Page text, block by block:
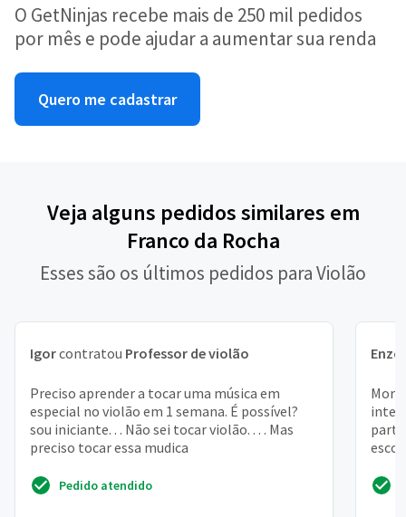
O GetNinjas recebe mais de 250 mil pedidos
por mês e pode ajudar a aumentar sua renda
Quero me cadastrar
Veja alguns pedidos similares em
Franco da Rocha
Esses são os últimos pedidos para Violão
Igorcontratou Professor de violão
Preciso aprender a tocar uma música em
especial no violão em 1 semana. É possível?
sou iniciante. . . Não sei tocar violão. . . . Mas
preciso tocar essa mudica
Pedido atendido
Enzo